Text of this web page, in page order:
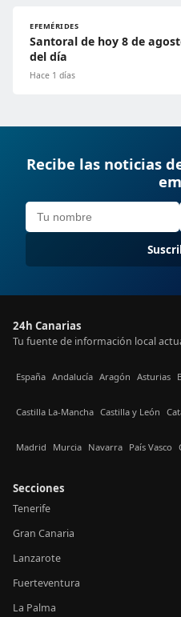
EFEMÉRIDES
Santoral de hoy 8 de
del día
Hace 1 días
Recibe las noticias
24h Canarias
Tu fuente de información local
España Andalucía Aragón Asturias
Castilla La-Mancha Castilla y León
Madrid Murcia Navarra País Vasco
Secciones
Tenerife
Gran Canaria
Lanzarote
Fuerteventura
La Palma